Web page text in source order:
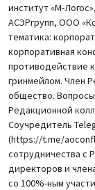
институт «М-
АСЭРгрупп, ООО
тематика:
корпоративная
противодействие
гринмейлом. Член
общество. Вопросы
Редакционной
Соучредитель
(https://t.me/
сотрудничества с
директоров и
со 100%-ным